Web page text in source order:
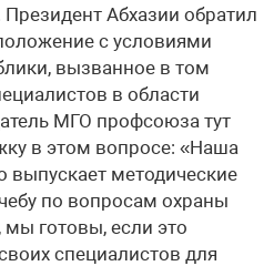
Абхазии обратил
с условиями
вызванное в том
в области
МГО профсоюза тут
в этом вопросе: «Наша
выпускает методические
по вопросам охраны
мы готовы, если это
специалистов для